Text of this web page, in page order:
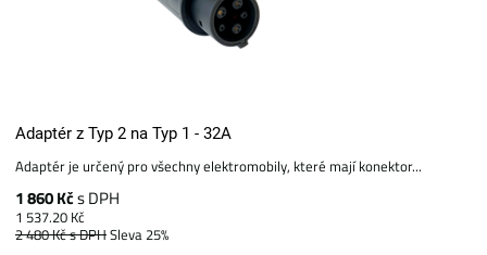
Adaptér z Typ 2 na Typ 1 - 32A
Adaptér je určený pro všechny elektromobily, které mají konektor...
1 860 Kčs DPH
1 537.20 Kč
2 480 Kčs DPHSleva 25%